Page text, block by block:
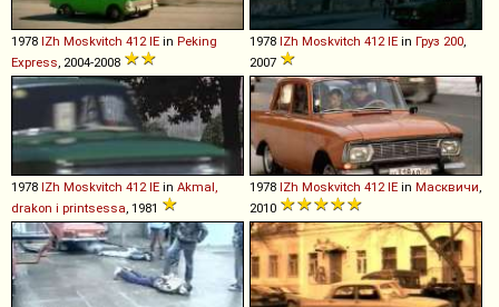
1978 IZh Moskvitch 412 IE in Peking
Express, 2004-2008
1978 IZh Moskvitch 412 IE in Груз 200,
2007
1978 IZh Moskvitch 412 IE in Akmal,
drakon i printsessa, 1981
1978 IZh Moskvitch 412 IE in Масквичи,
2010